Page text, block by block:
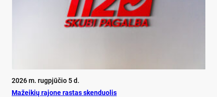
2026 m. rugpjūčio 5 d.
Mažeikių rajone rastas skenduolis